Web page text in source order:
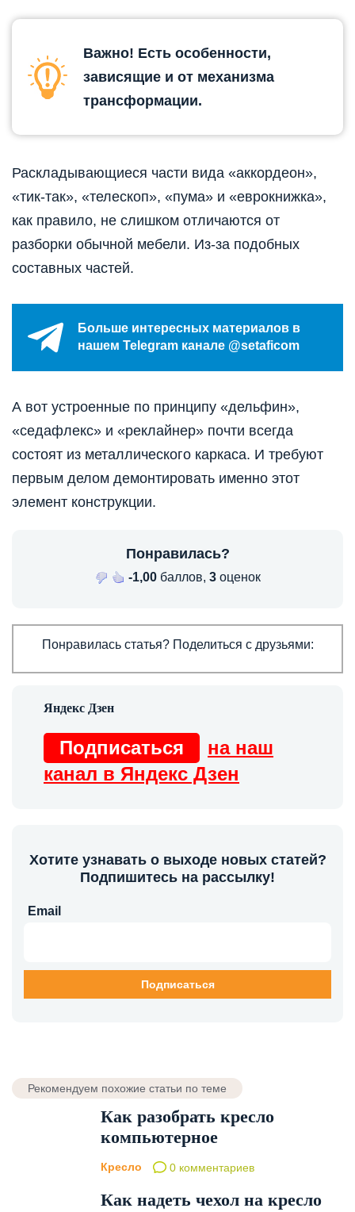
Важно! Есть особенности,
зависящие и от механизма
трансформации.
Раскладывающиеся части вида «аккордеон»,
«тик-так», «телескоп», «пума» и «еврокнижка»,
как правило, не слишком отличаются от
разборки обычной мебели. Из-за подобных
составных частей.
Больше интересных материалов в
нашем Telegram канале @setaficom
А вот устроенные по принципу «дельфин»,
«седафлекс» и «реклайнер» почти всегда
состоят из металлического каркаса. И требуют
первым делом демонтировать именно этот
элемент конструкции.
Понравилась?
-1,00баллов, 3оценок
Понравилась статья? Поделиться с друзьями:
Подписаться
на наш
канал в Яндекс Дзен
Хотите узнавать о выходе новых статей?
Подпишитесь на рассылку!
Email
Рекомендуем похожие статьи по теме
Как разобрать кресло
компьютерное
Кресло 0 комментариев
Как надеть чехол на кресло